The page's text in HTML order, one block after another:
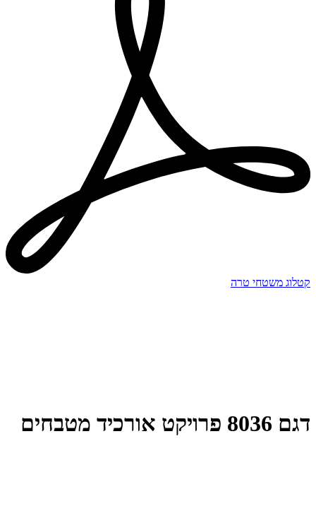
קטלוג משטחי טרה
דגם 8036 פרויקט אורכיד מטבחים